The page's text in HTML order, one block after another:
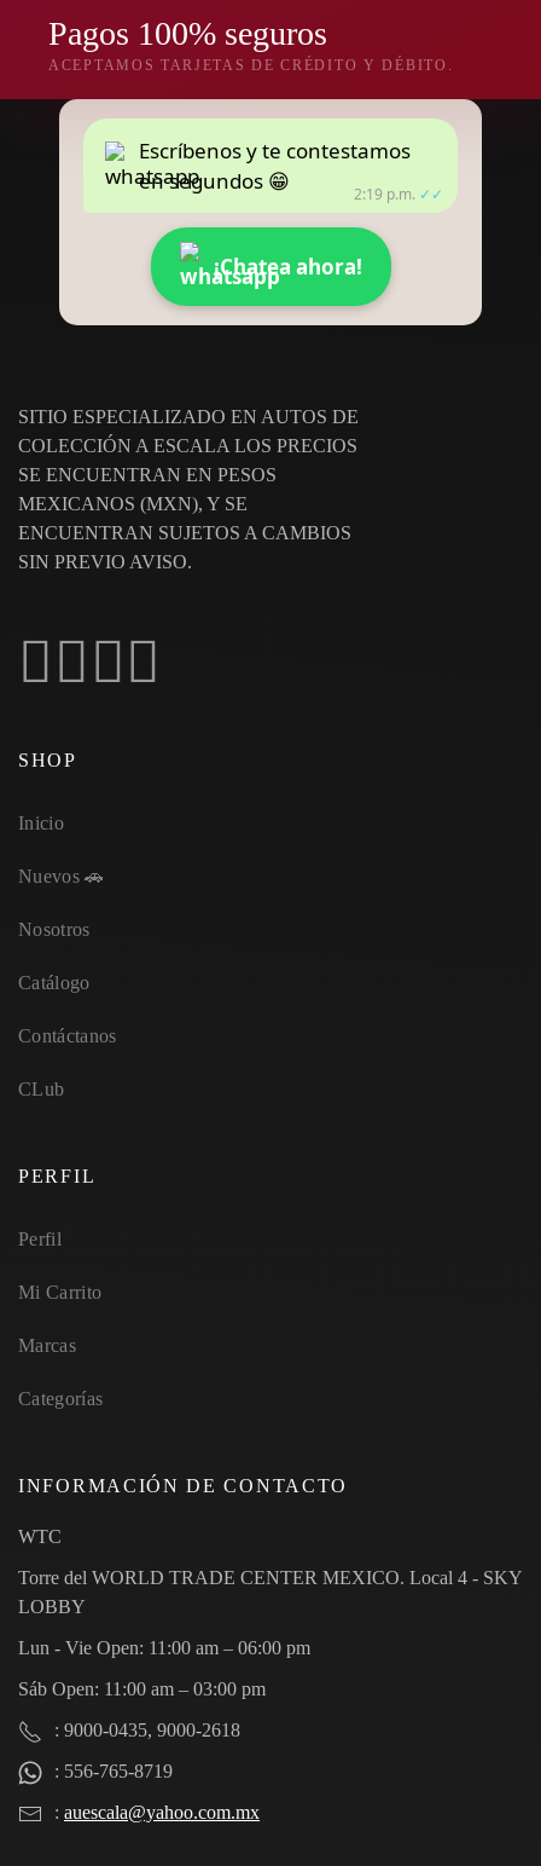
Pagos 100% seguros
ACEPTAMOS TARJETAS DE CRÉDITO Y DÉBITO.
Escríbenos y te contestamos
en segundos 😁
2:19 p.m. ✓✓
¡Chatea ahora!
SITIO ESPECIALIZADO EN AUTOS DE
COLECCIÓN A ESCALA LOS PRECIOS
SE ENCUENTRAN EN PESOS
MEXICANOS (MXN), Y SE
ENCUENTRAN SUJETOS A CAMBIOS
SIN PREVIO AVISO.
SHOP
Inicio
Nuevos 🚗
Nosotros
Catálogo
Contáctanos
CLub
PERFIL
Perfil
Mi Carrito
Marcas
Categorías
INFORMACIÓN DE CONTACTO
WTC
Torre del WORLD TRADE CENTER MEXICO. Local 4 - SKY
LOBBY
Lun - Vie Open: 11:00 am – 06:00 pm
Sáb Open: 11:00 am – 03:00 pm
: 9000-0435, 9000-2618
: 556-765-8719
: auescala@yahoo.com.mx